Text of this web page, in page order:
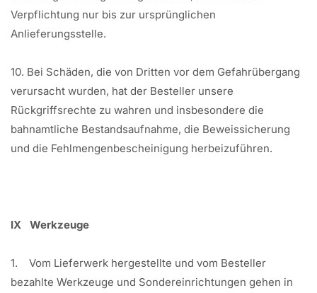
Verpflichtung nur bis zur ursprünglichen
Anlieferungsstelle.
10. Bei Schäden, die von Dritten vor dem Gefahrübergang
verursacht wurden, hat der Besteller unsere
Rückgriffsrechte zu wahren und insbesondere die
bahnamtliche Bestandsaufnahme, die Beweissicherung
und die Fehlmengenbescheinigung herbeizuführen.
IX Werkzeuge
1. Vom Lieferwerk hergestellte und vom Besteller
bezahlte Werkzeuge und Sondereinrichtungen gehen in